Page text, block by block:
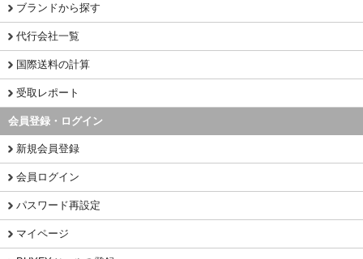
ブランドから探す
代行会社一覧
国際送料の計算
受取レポート
会員登録・ログイン
新規会員登録
会員ログイン
パスワード再設定
マイページ